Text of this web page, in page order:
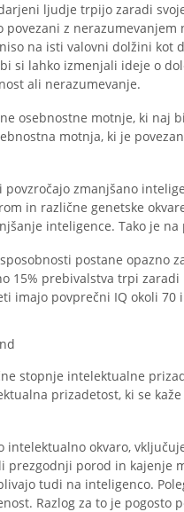
ljudje trpijo zaradi
z nerazumevanjem
na isti valovni dolžini kot
si lahko izmenjali ideje o
ali nerazumevanje.
osebnostne motnje, ki naj
motnja, ki je
zmanjšano
in različne genetske
inteligence. Tako je
postane opazno
15% prebivalstva trpi
imajo povprečni IQ okoli
stopnje intelektualne
prizadetost, ki se
intelektualno okvaro,
prezgodnji porod in kajenje
tudi na inteligenco.
Razlog za to je pogosto